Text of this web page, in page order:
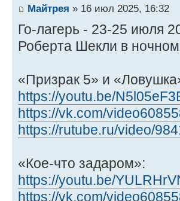
Майтрея » 16 июл 2025, 16:32
Го-лагерь - 23-25 июля
Роберта Шекли в ночном
«Призрак 5» и
https://youtu.be/
https://vk.com/
https://rutube.ru/video/
«Кое-что задаром»:
https://youtu.be/
https://vk.com/